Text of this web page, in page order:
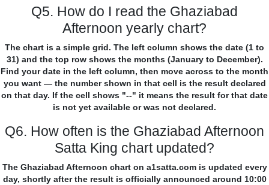
Q5. How do I read the Ghaziabad
Afternoon yearly chart?
The chart is a simple grid. The left column shows the date (1 to
31) and the top row shows the months (January to December).
Find your date in the left column, then move across to the month
you want — the number shown in that cell is the result declared
on that day. If the cell shows "--" it means the result for that date
is not yet available or was not declared.
Q6. How often is the Ghaziabad Afternoon
Satta King chart updated?
The Ghaziabad Afternoon chart on a1satta.com is updated every
day, shortly after the result is officially announced around 10:00